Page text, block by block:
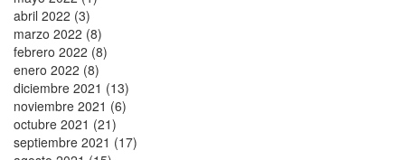
abril 2022 (3)
marzo 2022 (8)
febrero 2022 (8)
enero 2022 (8)
diciembre 2021 (13)
noviembre 2021 (6)
octubre 2021 (21)
septiembre 2021 (17)